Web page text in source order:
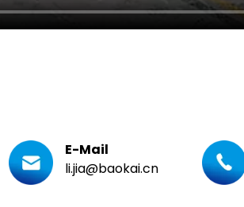
E-Mail
li.jia@baokai.cn